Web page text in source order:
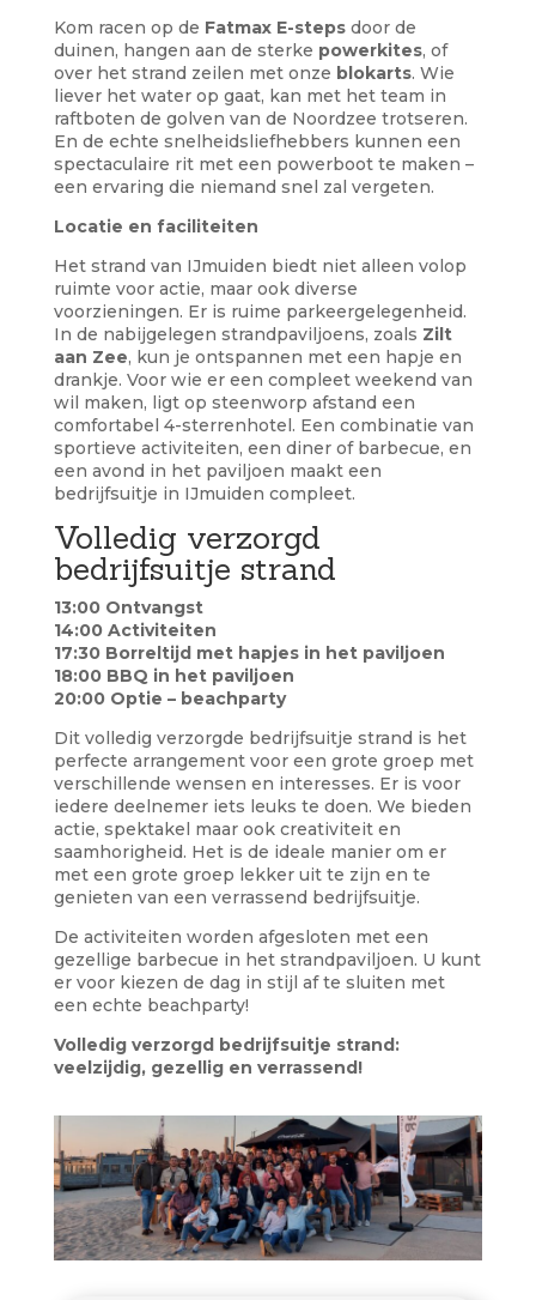
Kom racen op de Fatmax E-stepsdoor de
duinen, hangen aan de sterke powerkites, of
over het strand zeilen met onze blokarts. Wie
liever het water op gaat, kan met het team in
raftboten de golven van de Noordzee trotseren.
En de echte snelheidsliefhebbers kunnen een
spectaculaire rit met een powerboot te maken –
een ervaring die niemand snel zal vergeten.
Locatie en faciliteiten
Het strand van IJmuiden biedt niet alleen volop
ruimte voor actie, maar ook diverse
voorzieningen. Er is ruime parkeergelegenheid.
In de nabijgelegen strandpaviljoens, zoals Zilt
aan Zee, kun je ontspannen met een hapje en
drankje. Voor wie er een compleet weekend van
wil maken, ligt op steenworp afstand een
comfortabel 4-sterrenhotel. Een combinatie van
sportieve activiteiten, een diner of barbecue, en
een avond in het paviljoen maakt een
bedrijfsuitje in IJmuiden compleet.
Volledig verzorgd
bedrijfsuitje strand
13:00 Ontvangst
14:00 Activiteiten
17:30 Borreltijd met hapjes in het paviljoen
18:00 BBQ in het paviljoen
20:00 Optie – beachparty
Dit volledig verzorgde bedrijfsuitje strand is het
perfecte arrangement voor een grote groep met
verschillende wensen en interesses. Er is voor
iedere deelnemer iets leuks te doen. We bieden
actie, spektakel maar ook creativiteit en
saamhorigheid. Het is de ideale manier om er
met een grote groep lekker uit te zijn en te
genieten van een verrassend bedrijfsuitje.
De activiteiten worden afgesloten met een
gezellige barbecue in het strandpaviljoen. U kunt
er voor kiezen de dag in stijl af te sluiten met
een echte beachparty!
Volledig verzorgd bedrijfsuitje strand:
veelzijdig, gezellig en verrassend!